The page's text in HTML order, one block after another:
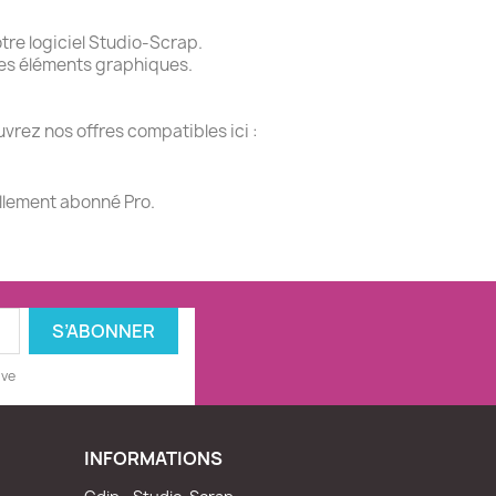
logiciel Studio-Scrap.
éléments graphiques.
nos offres compatibles ici :
abonné Pro.
INFORMATIONS